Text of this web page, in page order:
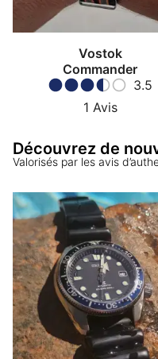
Vostok
Commander
3.5
1 Avis
Découvrez de
Valorisés par les avis